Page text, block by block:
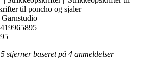
til poncho og sjaler
stjerner baseret på 4 anmeldelser